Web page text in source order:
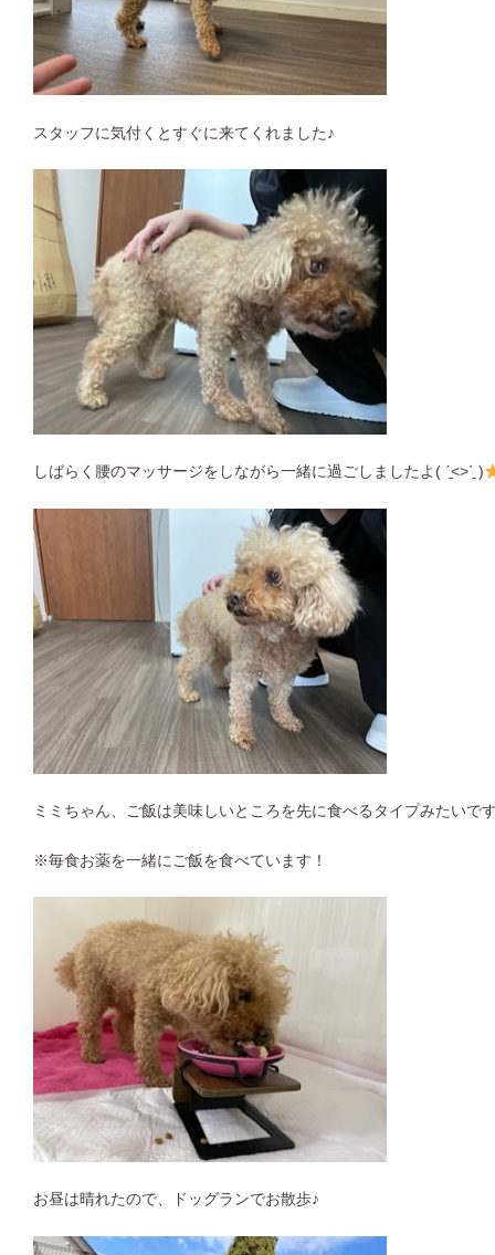
スタッフに気付くとすぐに来てくれました♪
しばらく腰のマッサージをしながら一緒に過ごしましたよ( ˊ̱˂˃ˋ̱ )
ミミちゃん、ご飯は美味しいところを先に食べるタイプみたいで
※毎食お薬を一緒にご飯を食べています！
お昼は晴れたので、ドッグランでお散歩♪